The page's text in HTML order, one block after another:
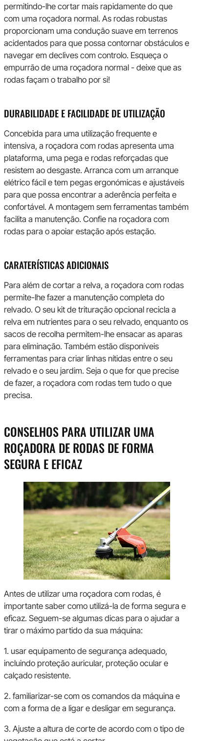
permitindo-lhe cortar mais rapidamente do que
com uma roçadora normal. As rodas robustas
proporcionam uma condução suave em terrenos
acidentados para que possa contornar obstáculos e
navegar em declives com controlo. Esqueça o
empurrão de uma roçadora normal - deixe que as
rodas façam o trabalho por si!
DURABILIDADE E FACILIDADE DE UTILIZAÇÃO
Concebida para uma utilização frequente e
intensiva, a roçadora com rodas apresenta uma
plataforma, uma pega e rodas reforçadas que
resistem ao desgaste. Arranca com um arranque
elétrico fácil e tem pegas ergonómicas e ajustáveis
para que possa encontrar a aderência perfeita e
confortável. A montagem sem ferramentas também
facilita a manutenção. Confie na roçadora com
rodas para o apoiar estação após estação.
CARATERÍSTICAS ADICIONAIS
Para além de cortar a relva, a roçadora com rodas
permite-lhe fazer a manutenção completa do
relvado. O seu kit de trituração opcional recicla a
relva em nutrientes para o seu relvado, enquanto os
sacos de recolha permitem-lhe ensacar as aparas
para eliminação. Também estão disponíveis
ferramentas para criar linhas nítidas entre o seu
relvado e o seu jardim. Seja o que for que precise
de fazer, a roçadora com rodas tem tudo o que
precisa.
CONSELHOS PARA UTILIZAR UMA
ROÇADORA DE RODAS DE FORMA
SEGURA E EFICAZ
Antes de utilizar uma roçadora com rodas, é
importante saber como utilizá-la de forma segura e
eficaz. Seguem-se algumas dicas para o ajudar a
tirar o máximo partido da sua máquina:
1. usar equipamento de segurança adequado,
incluindo proteção auricular, proteção ocular e
calçado resistente.
2. familiarizar-se com os comandos da máquina e
com a forma de a ligar e desligar em segurança.
3. Ajuste a altura de corte de acordo com o tipo de